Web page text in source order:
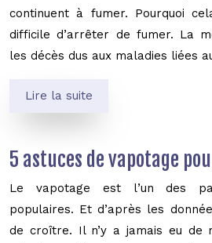
continuent à fumer. Pourquoi
difficile d’arrêter de fumer. La
les décès dus aux maladies liées
Lire la suite
5 astuces de vapotage
Le vapotage est l’un des
populaires. Et d’après les
de croître. Il n’y a jamais eu de